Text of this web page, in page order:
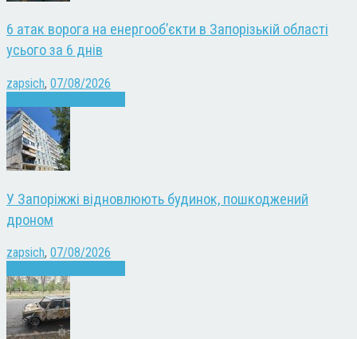
6 атак ворога на енергооб’єкти в Запорізькій області
усього за 6 днів
zapsich, 07/08/2026
У Запоріжжі відновлюють будинок, пошкоджений
дроном
zapsich, 07/08/2026